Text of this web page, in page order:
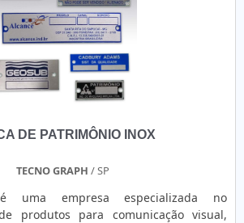
e profissionais treinados para
e venda de produtos e manuseio de
comprova sua essência de trazer o
clientes..
DE PATRIMÔNIO INOX
TECNO GRAPH / SP
uma empresa especializada no
produtos para comunicação visual,